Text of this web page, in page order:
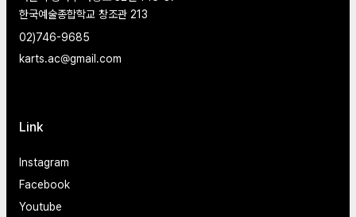
한국예술종합학교 창조관 213
02)746-9685
karts.ac@gmail.com
Link
Instagram
Facebook
Youtube